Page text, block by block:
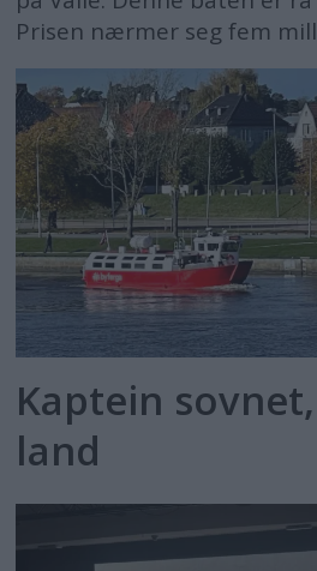
Prisen nærmer seg fem
Kaptein
land